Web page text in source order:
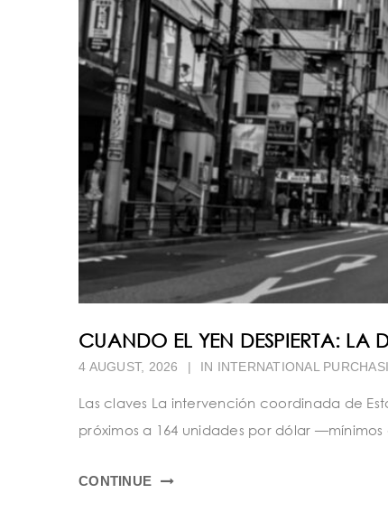
CUANDO EL YEN DESPIERTA: LA
4 AUGUST, 2026 | IN INTERNATIONAL
Las claves La intervención coordinada de
próximos a 164 unidades por dólar
CONTINUE